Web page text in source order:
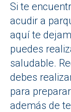
Si te
acudir a
aquí te
puedes
saludable.
debes
para
además de